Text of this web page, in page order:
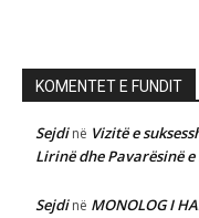
KOMENTET E FUNDIT
Sejdinë Vizitë e
Lirinë dhe Pavarësinë e
Sejdinë MONOLOG I